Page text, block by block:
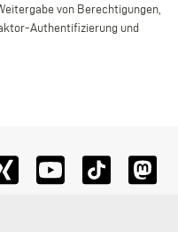
von Berechtigungen,
Authentifizierung und